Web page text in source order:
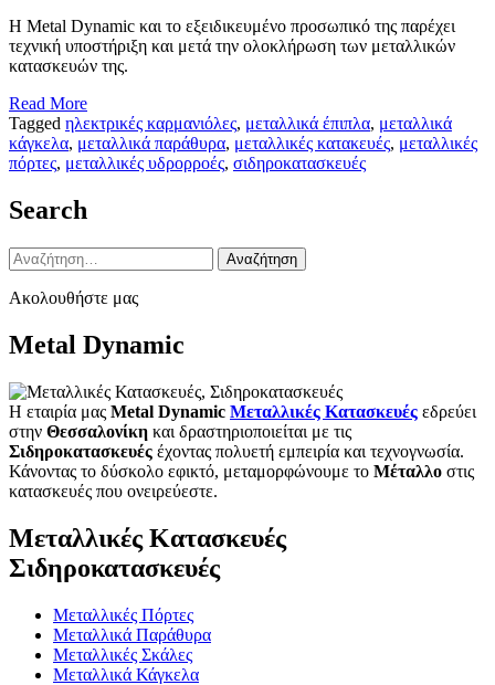
Η Metal Dynamic και το εξειδικευμένο προσωπικό της παρέχει
τεχνική υποστήριξη και μετά την ολοκλήρωση των μεταλλικών
κατασκευών της.
Read More
Tagged ηλεκτρικές καρμανιόλες, μεταλλικά έπιπλα, μεταλλικά
κάγκελα, μεταλλικά παράθυρα, μεταλλικές κατακευές, μεταλλικές
πόρτες, μεταλλικές υδρορροές, σιδηροκατασκευές
Search
Αναζήτηση
για:
Ακολουθήστε μας
Metal Dynamic
Η εταιρία μας Metal Dynamic Μεταλλικές Κατασκευές εδρεύει
στην Θεσσαλονίκη και δραστηριοποιείται με τις
Σιδηροκατασκευές έχοντας πολυετή εμπειρία και τεχνογνωσία.
Κάνοντας το δύσκολο εφικτό, μεταμορφώνουμε το Μέταλλο στις
κατασκευές που ονειρεύεστε.
Μεταλλικές Κατασκευές
Σιδηροκατασκευές
Μεταλλικές Πόρτες
Μεταλλικά Παράθυρα
Μεταλλικές Σκάλες
Μεταλλικά Κάγκελα